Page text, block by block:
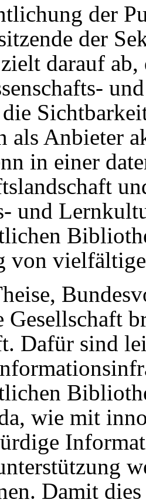
der
der
darauf
als Anbieter
in einer
und
von
Gesellschaft
Dafür sind
wie mit
Damit